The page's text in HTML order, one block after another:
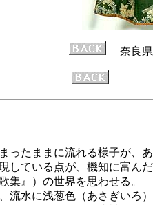
奈良県
たままに流れる様子が、
している点が、機知に富
』）の世界を思わせる。
水に浅葱色（あさぎいろ